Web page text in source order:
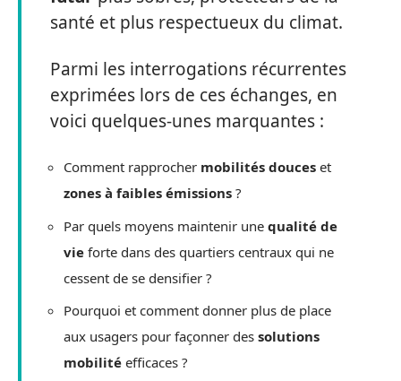
santé et plus respectueux du climat.
Parmi les interrogations récurrentes
exprimées lors de ces échanges, en
voici quelques-unes marquantes :
Comment rapprocher mobilités douces et
zones à faibles émissions ?
Par quels moyens maintenir une qualité de
vie forte dans des quartiers centraux qui ne
cessent de se densifier ?
Pourquoi et comment donner plus de place
aux usagers pour façonner des solutions
mobilité efficaces ?